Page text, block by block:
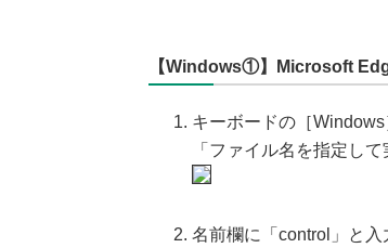
【Windows①】Microsoft
キーボードの［
「ファイル名を指定し
名前欄に「control」と入